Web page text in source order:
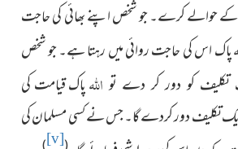
کے حوالے کرے۔ جو شخص اپنے بھائی کی حاجت
پاک اس کی حاجت روائی میں رہتا ہے۔ جوشخص
کو دور کر دے تو اللہپاک قیامت کی
تکلیف دور کردے گا۔ جس نے کسیمسلمان کی
[v]